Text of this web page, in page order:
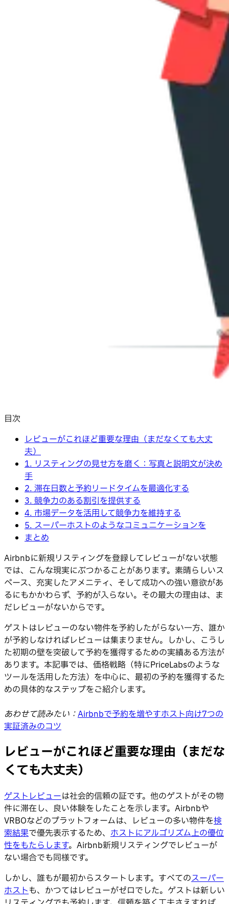
目次
レビューがこれほど重要な理由（まだなくても大丈
夫）
1. リスティングの見せ方を磨く：写真と説明文が決め
手
2. 滞在日数と予約リードタイムを最適化する
3. 競争力のある割引を提供する
4. 市場データを活用して競争力を維持する
5. スーパーホストのようなコミュニケーションを
まとめ
Airbnbに新規リスティングを登録してレビューがない状態
では、こんな現実にぶつかることがあります。素晴らしいス
ペース、充実したアメニティ、そして成功への強い意欲があ
るにもかかわらず、予約が入らない。その最大の理由は、ま
だレビューがないからです。
ゲストはレビューのない物件を予約したがらない一方、誰か
が予約しなければレビューは集まりません。しかし、こうし
た初期の壁を突破して予約を獲得するための実績ある方法が
あります。本記事では、価格戦略（特にPriceLabsのような
ツールを活用した方法）を中心に、最初の予約を獲得するた
めの具体的なステップをご紹介します。
あわせて読みたい：Airbnbで予約を増やすホスト向け7つの
実証済みのコツ
レビューがこれほど重要な理由（まだな
くても大丈夫）
ゲストレビューは社会的信頼の証です。他のゲストがその物
件に滞在し、良い体験をしたことを示します。Airbnbや
VRBOなどのプラットフォームは、レビューの多い物件を検
索結果で優先表示するため、 ホストにアルゴリズム上の優位
性をもたらします。Airbnb新規リスティングでレビューが
ない場合でも同様です。
しかし、誰もが最初からスタートします。すべてのスーパー
ホストも、かつてはレビューがゼロでした。ゲストは新しい